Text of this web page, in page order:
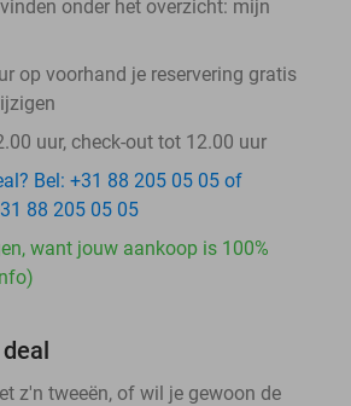
onder het overzicht: mijn
op voorhand je reservering gratis
uur, check-out tot 12.00 uur
Bel: +31 88 205 05 05 of
88 205 05 05
want jouw aankoop is 100%
z'n tweeën, of wil je gewoon de